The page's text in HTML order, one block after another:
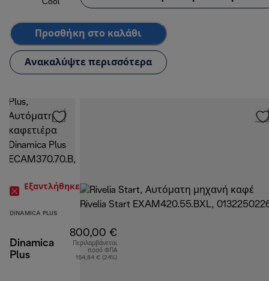
Cool
Προσθήκη στο καλάθι
Ανακαλύψτε περισσότερα
Εξαντλήθηκε
DINAMICA PLUS
Dinamica
Plus
800,00 €
Περιλαμβάνεται
ποσό ΦΠΑ
154,84 € (24%)